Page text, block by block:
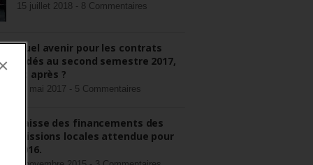
15 juillet 2018 - 8 Commentaires
Quel avenir pour les contrats
aidés au second semestre 2017,
et après ?
22 mai 2017 - 5 Commentaires
Baisse des financements des
missions locales attendue pour
2016.